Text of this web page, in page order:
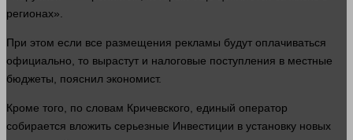
регионах».
При этом если все размещения рекламы будут оплачиваться
официально, то вырастут и налоговые поступления в местные
бюджеты, пояснил экономист.
Кроме того, по словам Кричевского, единый оператор
собирается вложить серьезные Инвестиции в установку новых